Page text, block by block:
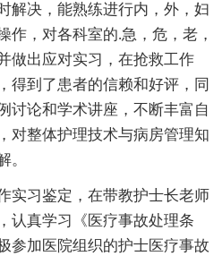
解决，能熟练进行内，外，妇
作，对各科室的.急，危，老，
做出应对实习，在抢救工作
得到了患者的信赖和好评，同
讨论和学术讲座，不断丰富自
对整体护理技术与病房管理知
。
习鉴定，在带教护士长老师
认真学习《医疗事故处理条
参加医院组织的护士医疗事故